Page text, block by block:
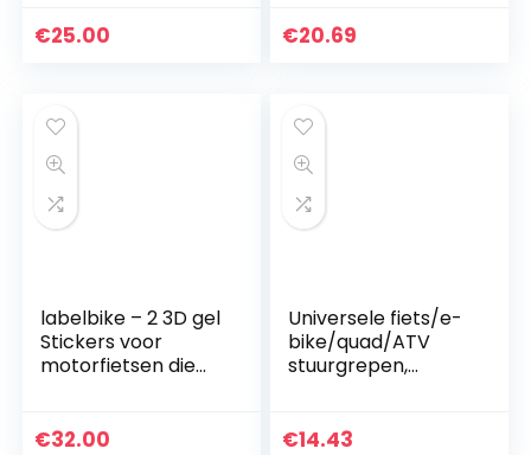
€25.00
RAM Mount
€20.69
labelbike – 2 3D gel
Stickers voor
motorfietsen die
900 GT en Rally
€32.00
Universele fiets/e-
bike/quad/ATV
stuurgrepen,
€14.43